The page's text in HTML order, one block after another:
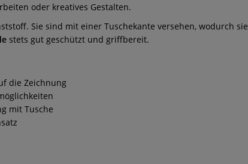
oder kreatives Gestalten.
Sie sind mit einer Tuschekante versehen, wodurch
stets gut geschützt und griffbereit.
die Zeichnung
mit Tusche